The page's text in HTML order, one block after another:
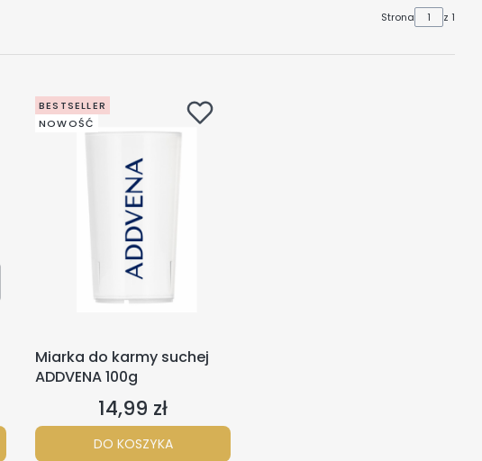
Strona z 1
BESTSELLER
NOWOŚĆ
Miarka do karmy suchej
ADDVENA 100g
Cena
14,99 zł
DO KOSZYKA